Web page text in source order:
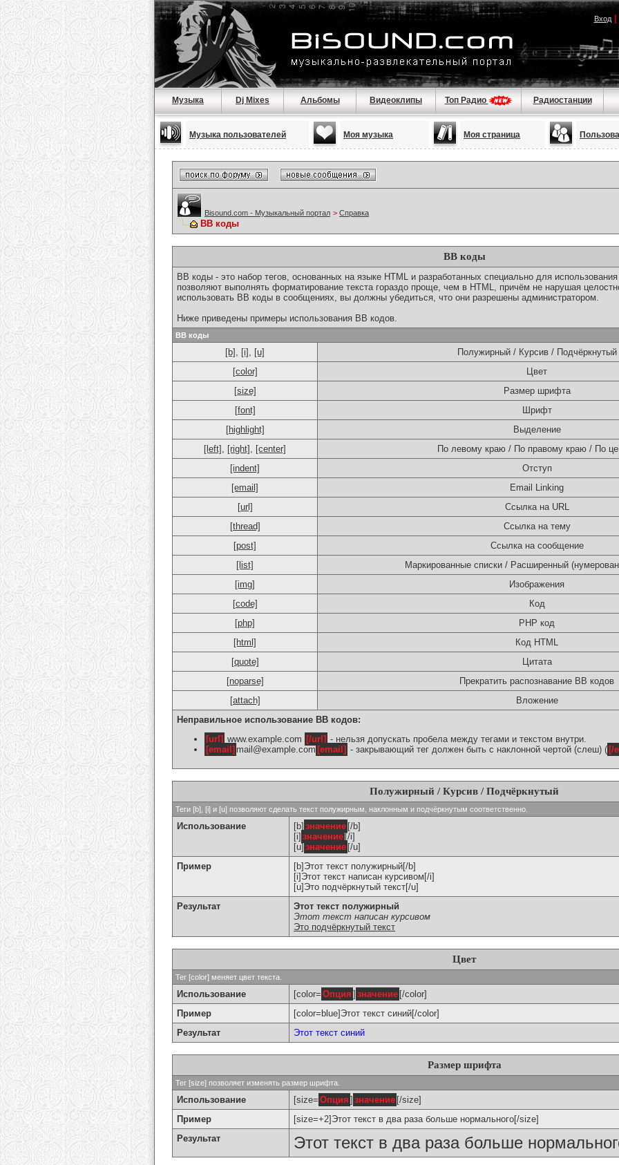
Вход|
Музыка Dj Mixes Альбомы Видеоклипы Топ Радио Радиостанции
Музыка пользователей Моя музыка Моя страница
Bisound.com - Музыкальный портал > Справка
BB коды
BB коды
BB коды - это набор тегов, основанных на языке HTML и разработанных специально для
позволяют выполнять форматирование текста гораздо проще, чем в HTML, причём не нарушая
использовать BB коды в сообщениях, вы должны убедиться, что они разрешены администратором.
Ниже приведены примеры использования BB кодов.
BB коды
[b] , [i] , [u]
Полужирный / Курсив / Подчёркнутый
[color]
Цвет
[size]
Размер шрифта
[font]
Шрифт
[highlight]
Выделение
[left] , [right] , [center]
По левому краю / По правому краю / По
[indent]
Отступ
[email]
Email Linking
[url]
Ссылка на URL
[thread]
Ссылка на тему
[post]
Ссылка на сообщение
[list]
Маркированные списки / Расширенный
[img]
Изображения
[code]
Код
[php]
PHP код
[html]
Код HTML
[quote]
Цитата
[noparse]
Прекратить распознавание BB кодов
[attach]
Вложение
Неправильное использование BB кодов:
[url] www.example.com [/url] - нельзя допускать пробела между тегами и текстом внутри.
[email] mail@example.com [email] - закрывающий тег должен быть с наклонной чертой (слеш) ( [/
Полужирный / Курсив / Подчёркнутый
Теги [b], [i] и [u] позволяют сделать текст полужирным, наклонным и подчёркнутым соответственно.
Использование [b] значение [/b]
[i] значение [/i]
[u] значение [/u]
Пример
[b]Этот текст полужирный[/b]
[i]Этот текст написан курсивом[/i]
[u]Это подчёркнутый текст[/u]
Результат
Этот текст полужирный
Этот текст написан курсивом
Это подчёркнутый текст
Цвет
Тег [color] меняет цвет текста.
Использование [color= Опция ] значение [/color]
Пример
[color=blue]Этот текст синий[/color]
Результат
Этот текст синий
Размер шрифта
Тег [size] позволяет изменять размер шрифта.
Использование [size= Опция ] значение [/size]
Пример
[size=+2]Этот текст в два раза больше нормального[/size]
Результат
Этот текст в два раза больше